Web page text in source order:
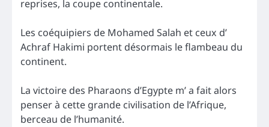
reprises, la coupe continentale.
Les coéquipiers de Mohamed Salah et ceux d’
Achraf Hakimi portent désormais le flambeau du
continent.
La victoire des Pharaons d’Egypte m’ a fait alors
penser à cette grande civilisation de l’Afrique,
berceau de l’humanité.